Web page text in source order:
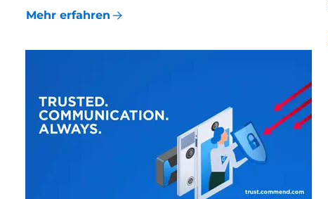
Mehr erfahren